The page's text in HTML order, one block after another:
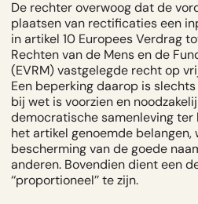
De rechter overwoog dat de
plaatsen van rectificaties een
in artikel 10 Europees Verdrag
Rechten van de Mens en de
(EVRM) vastgelegde recht op
Een beperking daarop is
bij wet is voorzien en
democratische samenleving ter
het artikel genoemde belangen,
bescherming van de goede
anderen. Bovendien dient een
‘‘proportioneel’’ te zijn.